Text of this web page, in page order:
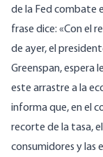
de la Fed combate
frase dice: «Con el
de ayer, el
Greenspan, espera
este arrastre a la
informa que, en el
recorte de la tasa,
consumidores y las